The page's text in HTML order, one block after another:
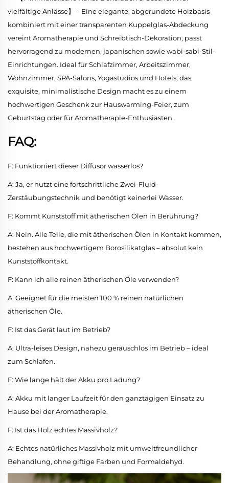
vielfältige Anlässe】 – Eine elegante, abgerundete Holzbasis
kombiniert mit einer transparenten Kuppelglas-Abdeckung
vereint Aromatherapie und Schreibtisch-Dekoration; passt
hervorragend zu modernen, japanischen sowie wabi-sabi-Stil-
Einrichtungen. Ideal für Schlafzimmer, Arbeitszimmer,
Wohnzimmer, SPA-Salons, Yogastudios und Hotels; das
exquisite, minimalistische Design macht es zu einem
hochwertigen Geschenk zur Hauswarming-Feier, zum
Geburtstag oder für Aromatherapie-Enthusiasten.
FAQ:
F: Funktioniert dieser Diffusor wasserlos?
A: Ja, er nutzt eine fortschrittliche Zwei-Fluid-
Zerstäubungstechnik und benötigt keinerlei Wasser.
F: Kommt Kunststoff mit ätherischen Ölen in Berührung?
A: Nein. Alle Teile, die mit ätherischen Ölen in Kontakt kommen,
bestehen aus hochwertigem Borosilikatglas – absolut kein
Kunststoffkontakt.
F: Kann ich alle reinen ätherischen Öle verwenden?
A: Geeignet für die meisten 100 % reinen natürlichen
ätherischen Öle.
F: Ist das Gerät laut im Betrieb?
A: Ultra-leises Design, nahezu geräuschlos im Betrieb – ideal
zum Schlafen.
F: Wie lange hält der Akku pro Ladung?
A: Akku mit langer Laufzeit für den ganztägigen Einsatz zu
Hause bei der Aromatherapie.
F: Ist das Holz echtes Massivholz?
A: Echtes natürliches Massivholz mit umweltfreundlicher
Behandlung, ohne giftige Farben und Formaldehyd.